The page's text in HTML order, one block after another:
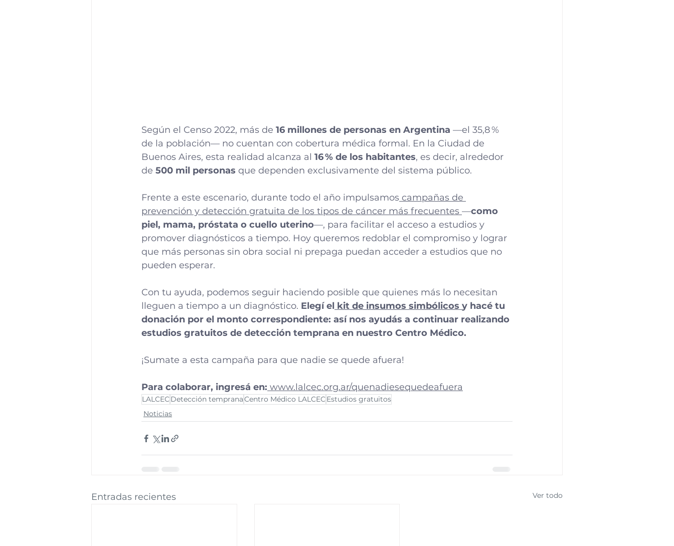
Según el Censo 2022, más de 16 millones de personas en Argentina —el 35,8 %
de la población— no cuentan con cobertura médica formal. En la Ciudad de
Buenos Aires, esta realidad alcanza al 16 % de los habitantes, es decir, alrededor
de 500 mil personas que dependen exclusivamente del sistema público.
Frente a este escenario, durante todo el año impulsamos campañas de
prevención y detección gratuita de los tipos de cáncer más frecuentes —como
piel, mama, próstata o cuello uterino—, para facilitar el acceso a estudios y
promover diagnósticos a tiempo. Hoy queremos redoblar el compromiso y lograr
que más personas sin obra social ni prepaga puedan acceder a estudios que no
pueden esperar.
Con tu ayuda, podemos seguir haciendo posible que quienes más lo necesitan
lleguen a tiempo a un diagnóstico. Elegí el kit de insumos simbólicos y hacé tu
donación por el monto correspondiente: así nos ayudás a continuar realizando
estudios gratuitos de detección temprana en nuestro Centro Médico.
¡Sumate a esta campaña para que nadie se quede afuera!
Para colaborar, ingresá en: www.lalcec.org.ar/quenadiesequedeafuera
LALCECDetección tempranaCentro Médico LALCECEstudios gratuitos
Noticias
Entradas recientes Ver todo